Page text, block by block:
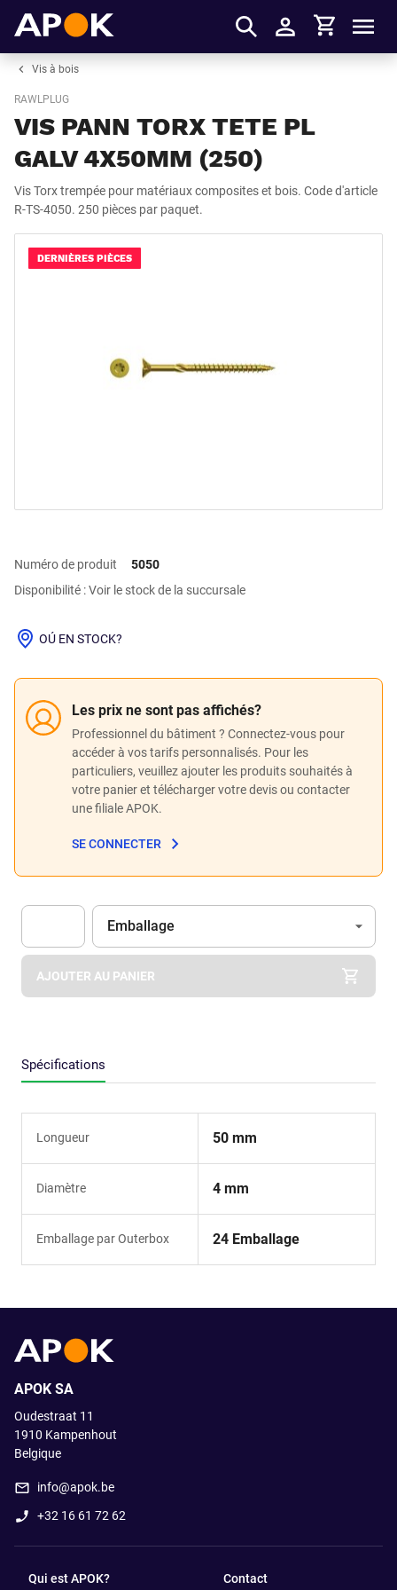
S'identifier
Panier
Vis à bois
RAWLPLUG
VIS PANN TORX TETE PL
GALV 4X50MM (250)
Vis Torx trempée pour matériaux composites et bois. Code d'article
R-TS-4050. 250 pièces par paquet.
DERNIÈRES PIÈCES
Numéro de produit
5050
Disponibilité : Voir le stock de la succursale
Les prix ne sont pas affichés?
Professionnel du bâtiment ? Connectez-vous pour
accéder à vos tarifs personnalisés. Pour les
particuliers, veuillez ajouter les produits souhaités à
votre panier et télécharger votre devis ou contacter
une filiale APOK.
SE CONNECTER
OÚ EN STOCK?
Apok.Product.Detail.AddToCart.Quantity (Optionnel)
Unité
Emballage
AJOUTER AU PANIER
Spécifications
Longueur 50 mm
Diamètre 4 mm
Emballage par Outerbox 24 Emballage
APOK SA
Oudestraat 11
1910 Kampenhout
Belgique
info@apok.be
+32 16 61 72 62
Qui est APOK? Contact